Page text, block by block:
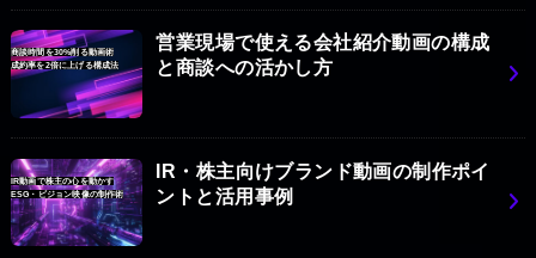
商談時間を30%削る動画術
成約率を2倍に上げる構成法
営業現場で使える会社紹介動画の構成
と商談への活かし方
IR動画で株主の心を動かす
ESG・ビジョン映像の制作術
IR・株主向けブランド動画の制作ポイ
ントと活用事例